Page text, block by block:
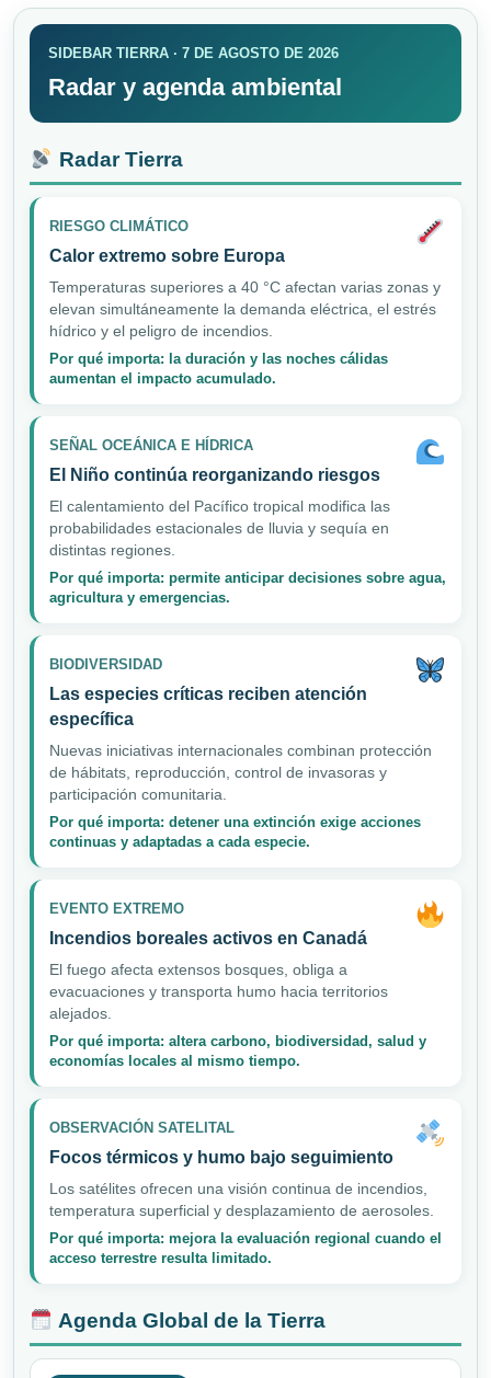
SIDEBAR TIERRA · 7 DE AGOSTO DE 2026
Radar y agenda ambiental
Radar Tierra
RIESGO CLIMÁTICO
Calor extremo sobre Europa
Temperaturas superiores a 40 °C afectan varias zonas y
elevan simultáneamente la demanda eléctrica, el estrés
hídrico y el peligro de incendios.
Por qué importa: la duración y las noches cálidas
aumentan el impacto acumulado.
SEÑAL OCEÁNICA E HÍDRICA
El Niño continúa reorganizando riesgos
El calentamiento del Pacífico tropical modifica las
probabilidades estacionales de lluvia y sequía en
distintas regiones.
Por qué importa: permite anticipar decisiones sobre agua,
agricultura y emergencias.
BIODIVERSIDAD
Las especies críticas reciben atención
específica
Nuevas iniciativas internacionales combinan protección
de hábitats, reproducción, control de invasoras y
participación comunitaria.
Por qué importa: detener una extinción exige acciones
continuas y adaptadas a cada especie.
EVENTO EXTREMO
Incendios boreales activos en Canadá
El fuego afecta extensos bosques, obliga a
evacuaciones y transporta humo hacia territorios
alejados.
Por qué importa: altera carbono, biodiversidad, salud y
economías locales al mismo tiempo.
OBSERVACIÓN SATELITAL
Focos térmicos y humo bajo seguimiento
Los satélites ofrecen una visión continua de incendios,
temperatura superficial y desplazamiento de aerosoles.
Por qué importa: mejora la evaluación regional cuando el
acceso terrestre resulta limitado.
Agenda Global de la Tierra